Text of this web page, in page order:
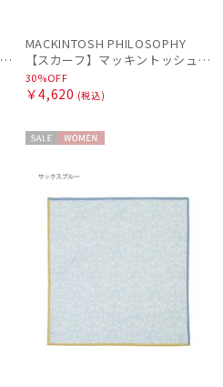
【スカーフ】マッキントッシュ フィロソフィー (MACKINTOSH PHILOSOPHY) コットンスカーフ 65cm×65cm プレゼント
MACKINTOSH PHILOSOPHY
【スカーフ】マッキントッシュ フィロソフィー (MACKINTOSH PHILOSOPHY) コットンスカーフ 65cm×65cm プレゼント
30%OFF
￥4,620 (税込)
ル
N